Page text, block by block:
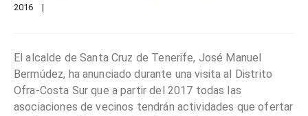
2016 |
El alcalde de Santa Cruz de Tenerife, José Manuel
Bermúdez, ha anunciado durante una visita al Distrito
Ofra-Costa Sur que a partir del 2017 todas las
asociaciones de vecinos tendrán actividades que ofertar